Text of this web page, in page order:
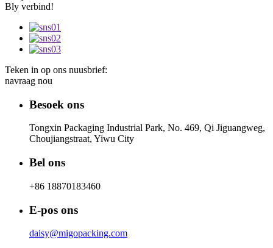
Bly verbind!
Teken in op ons nuusbrief:
navraag nou
Besoek ons
Tongxin Packaging Industrial Park, No. 469, Qi Jiguangweg,
Choujiangstraat, Yiwu City
Bel ons
+86 18870183460
E-pos ons
daisy@migopacking.com